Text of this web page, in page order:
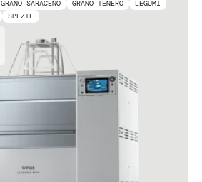
GRANO SARACENO GRANO TENERO
LEGUMI
SPEZIE